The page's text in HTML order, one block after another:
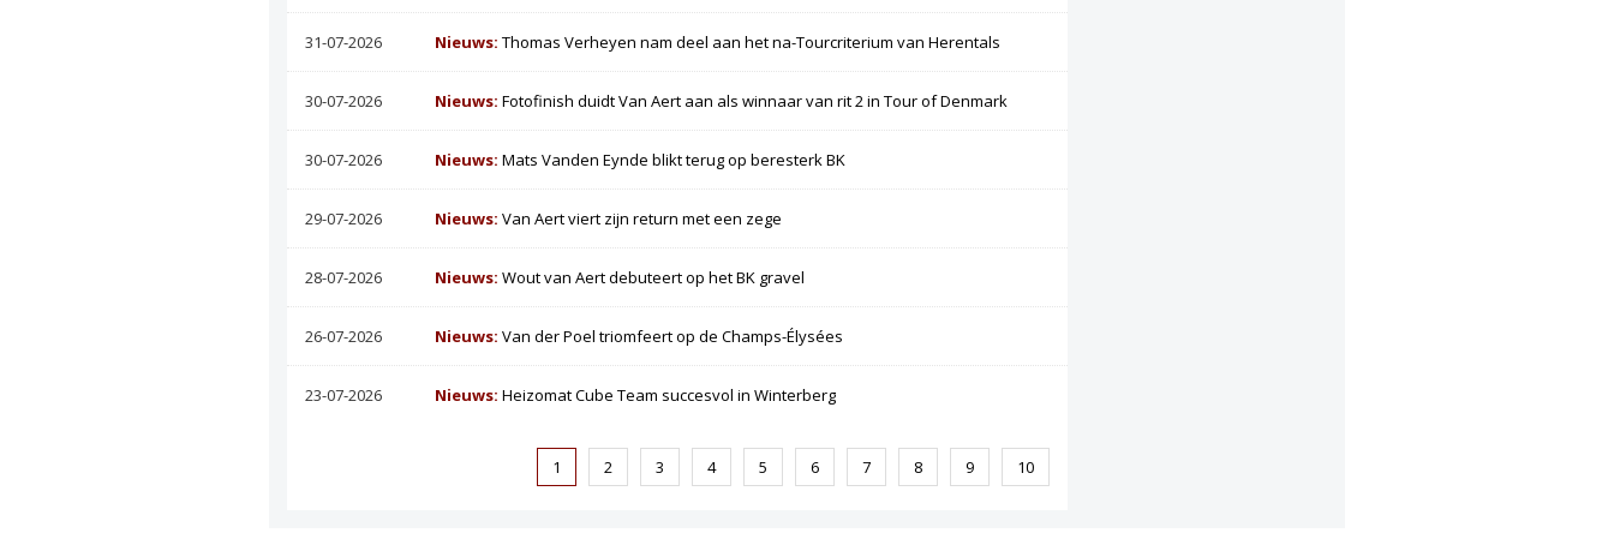
31-07-2026 Nieuws:Thomas Verheyen nam deel aan het na-Tourcriterium van Herentals
30-07-2026 Nieuws:Fotofinish duidt Van Aert aan als winnaar van rit 2 in Tour of Denmark
30-07-2026 Nieuws:Mats Vanden Eynde blikt terug op beresterk BK
29-07-2026 Nieuws:Van Aert viert zijn return met een zege
28-07-2026 Nieuws:Wout van Aert debuteert op het BK gravel
26-07-2026 Nieuws:Van der Poel triomfeert op de Champs-Élysées
23-07-2026 Nieuws:Heizomat Cube Team succesvol in Winterberg
1 2 3 4 5 6 7 8 9 10